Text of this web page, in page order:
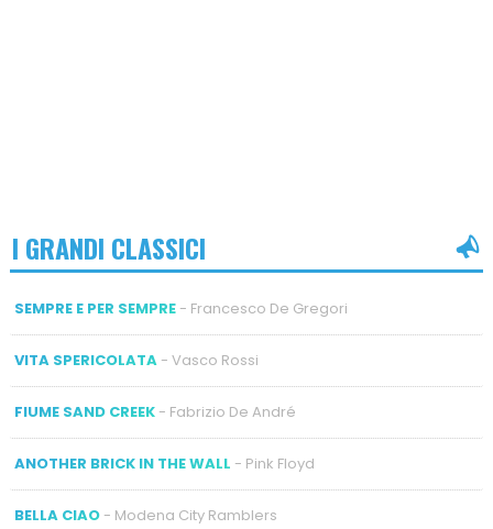
I GRANDI CLASSICI
SEMPRE E PER SEMPRE- Francesco De Gregori
VITA SPERICOLATA- Vasco Rossi
FIUME SAND CREEK- Fabrizio De André
ANOTHER BRICK IN THE WALL - Pink Floyd
BELLA CIAO- Modena City Ramblers